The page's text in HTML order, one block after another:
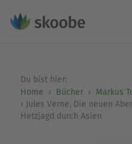
Du bist hier:
Home
Bücher
Markus
Jules Verne, Die neuen
Hetzjagd durch Asien